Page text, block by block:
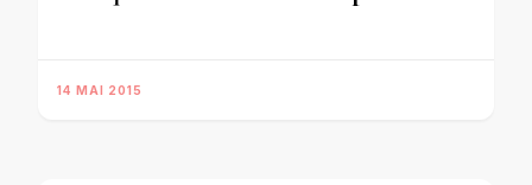
14 MAI 2015